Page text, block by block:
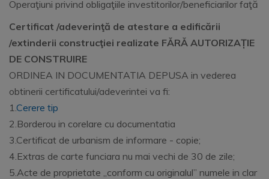
Operaţiuni privind obligaţiile investitorilor/beneficiarilor faţă
Certificat /adeverinţă de atestare a edificării
/extinderii construcţiei realizate FĂRĂ AUTORIZAȚIE
DE CONSTRUIRE
ORDINEA IN DOCUMENTATIA DEPUSA in vederea
obtinerii certificatului/adeverintei va fi:
1.Cerere tip
2.Borderou in corelare cu documentatia
3.Certificat de urbanism de informare - copie;
4.Extras de carte funciara nu mai vechi de 30 de zile;
5.Acte de proprietate „conform cu originalul” numele in clar